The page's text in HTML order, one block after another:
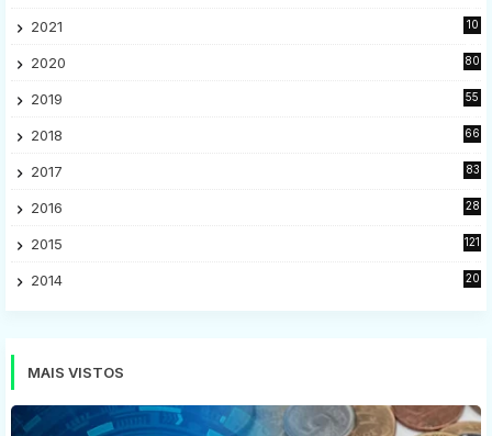
2021
10
2020
80
2019
55
2018
66
2017
83
2016
28
2015
121
2014
20
MAIS VISTOS